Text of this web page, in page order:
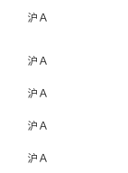
沪Ａ
沪Ａ
沪Ａ
沪Ａ
沪Ａ